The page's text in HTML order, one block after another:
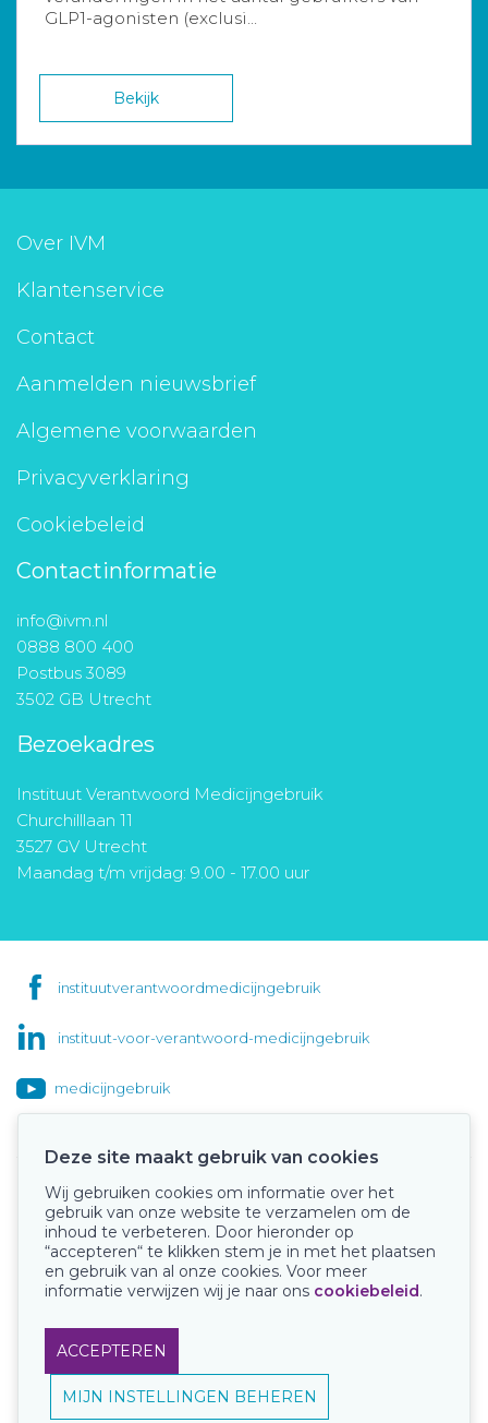
GLP1-agonisten (exclusi...
Bekijk
Over IVM
Klantenservice
Contact
Aanmelden nieuwsbrief
Algemene voorwaarden
Privacyverklaring
Cookiebeleid
Contactinformatie
info@ivm.nl
0888 800 400
Postbus 3089
3502 GB Utrecht
Bezoekadres
Instituut Verantwoord Medicijngebruik
Churchilllaan 11
3527 GV Utrecht
Maandag t/m vrijdag: 9.00 - 17.00 uur
instituutverantwoordmedicijngebruik
instituut-voor-verantwoord-medicijngebruik
medicijngebruik
Onze keurmerken
Deze site maakt gebruik van cookies
Wij gebruiken cookies om informatie over het
gebruik van onze website te verzamelen om de
inhoud te verbeteren. Door hieronder op
“accepteren“ te klikken stem je in met het plaatsen
en gebruik van al onze cookies. Voor meer
informatie verwijzen wij je naar ons cookiebeleid.
ACCEPTEREN
MIJN INSTELLINGEN BEHEREN